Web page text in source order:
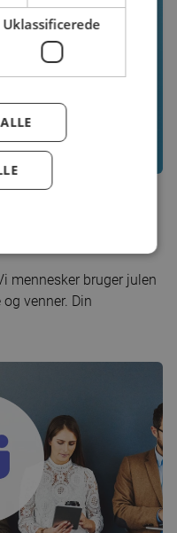
fejl på dit
mennesker bruger julen
venner. Din
Uklassificerede